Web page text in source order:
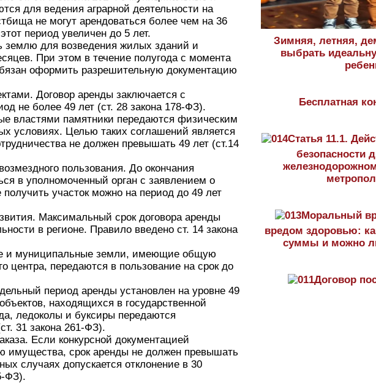
для ведения аграрной деятельности на
не могут арендоваться более чем на 36
период увеличен до 5 лет.
землю для возведения жилых зданий и
При этом в течение полугода с момента
оформить разрешительную документацию
Договор аренды заключается с
не более 49 лет (ст. 28 закона 178-ФЗ).
властями памятники передаются физическим
условиях. Целью таких соглашений является
не должен превышать 49 лет (ст.14
пользования. До окончания
в уполномоченный орган с заявлением о
участок можно на период до 49 лет
Максимальный срок договора аренды
в регионе. Правило введено ст. 14 закона
и муниципальные земли, имеющие общую
центра, передаются в пользование на срок до
период аренды установлен на уровне 49
находящихся в государственной
ледоколы и буксиры передаются
31 закона 261-ФЗ).
Если конкурсной документацией
имущества, срок аренды не должен превышать
случаях допускается отклонение в 30
ФЗ).
Зимняя, летняя,
выбрать
Бесплатная
Статья 11.1.
безопасности
Моральный
вредом здоровью:
суммы и можно
Договор